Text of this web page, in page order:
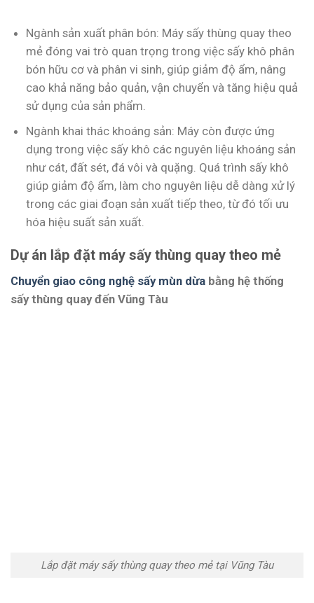
Ngành sản xuất phân bón: Máy sấy thùng quay theo
mẻ đóng vai trò quan trọng trong việc sấy khô phân
bón hữu cơ và phân vi sinh, giúp giảm độ ẩm, nâng
cao khả năng bảo quản, vận chuyển và tăng hiệu quả
sử dụng của sản phẩm.
Ngành khai thác khoáng sản: Máy còn được ứng
dụng trong việc sấy khô các nguyên liệu khoáng sản
như cát, đất sét, đá vôi và quặng. Quá trình sấy khô
giúp giảm độ ẩm, làm cho nguyên liệu dễ dàng xử lý
trong các giai đoạn sản xuất tiếp theo, từ đó tối ưu
hóa hiệu suất sản xuất.
Dự án lắp đặt máy sấy thùng quay theo mẻ
Chuyển giao công nghệ sấy mùn dừa bằng hệ thống
sấy thùng quay đến Vũng Tàu
Lắp đặt máy sấy thùng quay theo mẻ tại Vũng Tàu